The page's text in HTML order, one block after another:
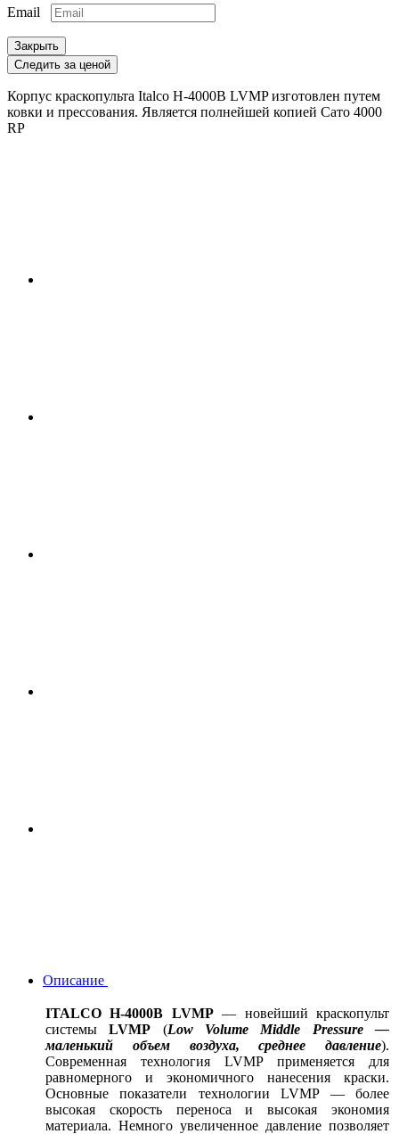
Email
Закрыть
Следить за ценой
Корпус краскопульта Italco H-4000B LVMP изготовлен путем
ковки и прессования. Является полнейшей копией Сато 4000
RP
Описание
ITALCO H-4000B LVMP— новейший краскопульт
системыLVMP (Low Volume Middle Pressure —
маленький объем воздуха, среднее давление).
Современная технология LVMP применяется для
равномерного и экономичного нанесения краски.
Основные показатели технологии LVMP — более
высокая скорость переноса и высокая экономия
материала. Немного увеличенное давление позволяет